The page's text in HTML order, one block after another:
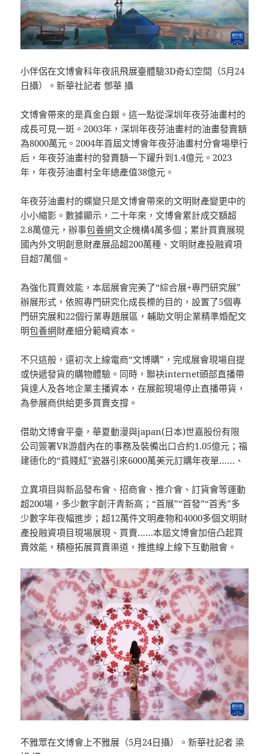
小伴侶在文博會科年夜訊飛展臺體驗3D奇幻空間（5月24
日攝）。新華社記者 鄧華 攝
文博會帶來的是真金白銀。這一點從深圳年夜芬油畫村的
成長可見一斑。2003年，深圳年夜芬油畫村的油畫發賣額
為8000萬元。2004年首屆文博會年夜芬油畫村分會場舉行
后，年夜芬油畫村的發賣額一下躍升到1.4億元。2023
年，年夜芬油畫村全年總產值38億元。
年夜芬油畫村的蝶變只是文博會帶來的文明財產變更中的
小小縮影。數據顯示，二十年來，文博會累計成交額超
2.8萬億元，辦事包養網文企機構4萬多個；累計買賣展現
國內外文明創意財產展品超200萬種、文明財產投融資項
目超7萬個。
為強化買賣效能，本屆展會完美了“綜合展+專門研究展”
辦展形式，依照專門研究化成長標的目的，設置了5個專
門研究展和22個行業專題展區，輔助文明企業精準婚配文
明包養網財產細分範疇資本。
不只這般，還初次上線電商“文博購”，完成展會現場自提
或快遞發貨的購物體驗。同時，聯袂internet頭部直播帶
貨達人及各地企業主播資本，在展館現場停止直播帶貨，
為參展商供給更多買賣支撐。
借助文博會平臺，華夏動漫與japan(日本)世嘉股份有限
公司簽署VR游戲內在的事務及裝備出口合約1.05億元；福
建德化的“貧賤紅”瓷器引來6000萬美元訂購年夜單……、
立異項目與新品發布會、招商會、推介會、訂貨會等運動
超200場，多少數字創汗青新高；“首展”“首發”“首秀”多
少數字年夜幅進步；超12萬件文明產物和4000多個文明財
產投融資項目現場展現、買賣……本屆文博會加倍凸起買
賣效能，積極拓展買賣渠道，推進線上線下互動融會。
不雅眾在文博會上不雅展（5月24日攝）。新華社記者 梁